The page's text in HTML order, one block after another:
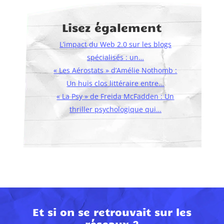
Lisez également
L’impact du Web 2.0 sur les blogs
spécialisés : un…
« Les Aérostats » d’Amélie Nothomb :
Un huis clos littéraire entre…
« La Psy » de Freida McFadden : Un
thriller psychologique qui…
Et si on se retrouvait sur les